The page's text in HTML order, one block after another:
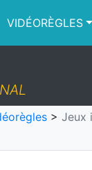
VIDÉORÈGLES
> Jeux